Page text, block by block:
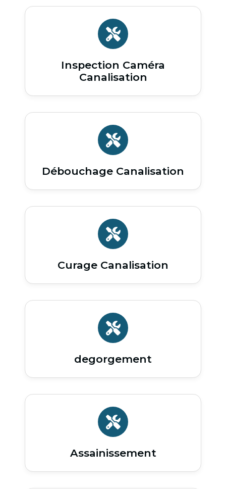
Inspection Caméra
Canalisation
Débouchage Canalisation
Curage Canalisation
degorgement
Assainissement